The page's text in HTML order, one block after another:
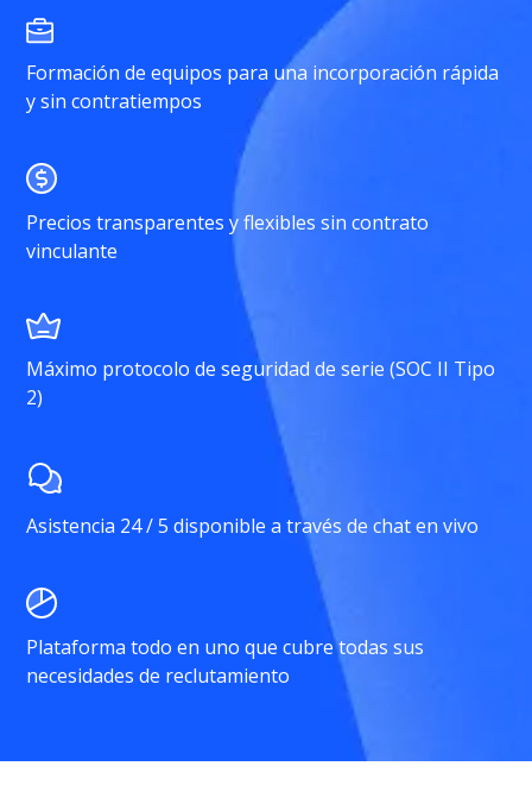
Formación de equipos para una incorporación rápida
y sin contratiempos
Precios transparentes y flexibles sin contrato
vinculante
Máximo protocolo de seguridad de serie (SOC II Tipo
2)
Asistencia 24 / 5 disponible a través de chat en vivo
Plataforma todo en uno que cubre todas sus
necesidades de reclutamiento